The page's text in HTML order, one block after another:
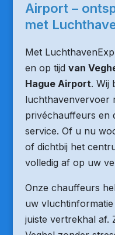
Airport –
met
Met
en op tijd van
Hague Airport. Wij
luchthavenvervoer
privéchauffeurs en
service. Of u nu
of dichtbij het
volledig af op uw
Onze chauffeurs
uw
juiste vertrekhal af.